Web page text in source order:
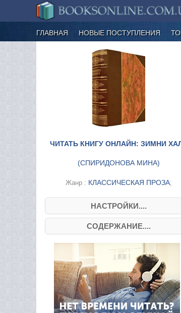
ГЛАВНАЯ НОВЫЕ ПОСТУПЛЕНИЯ
ЧИТАТЬ КНИГУ ОНЛАЙН: ЗИМНИ
(СПИРИДОНОВА МИНА)
Жанр : КЛАССИЧЕСКАЯ ПРОЗА;
НАСТРОЙКИ....
СОДЕРЖАНИЕ....